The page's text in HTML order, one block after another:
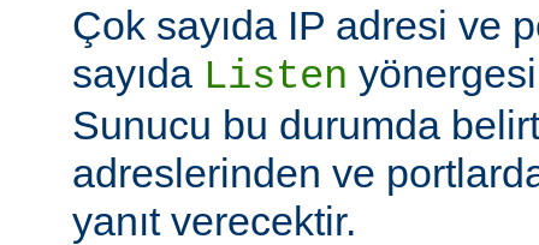
Çok sayıda IP adresi ve
sayıda Listen
Sunucu bu durumda
adreslerinden ve
yanıt verecektir.